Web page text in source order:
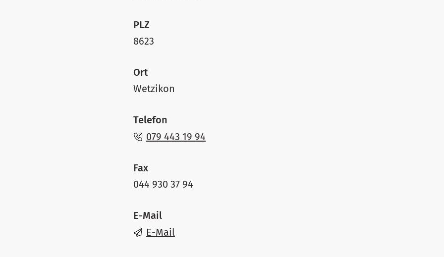
PLZ
8623
Ort
Wetzikon
Telefon
079 443 19 94
Fax
044 930 37 94
E-Mail
E-Mail